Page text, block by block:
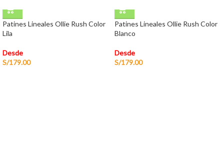
Patines Lineales Ollie Rush Color
Lila
Desde
S/179.00
Patines Lineales Ollie Rush Color
Blanco
Desde
S/179.00